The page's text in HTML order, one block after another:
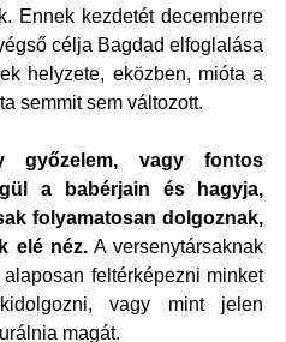
Ennek kezdetét decemberre
célja Bagdad elfoglalása
helyzete, eközben, mióta a
semmit sem változott.
győzelem, vagy fontos
a babérjain és hagyja,
folyamatosan dolgoznak,
elé néz.A versenytársaknak
feltérképezni minket
vagy mint jelen
magát.